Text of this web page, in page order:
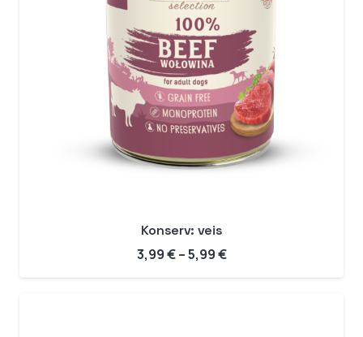
Konserv: veis
3,99€ –5,99€Hinnavahemik:
3,99 €